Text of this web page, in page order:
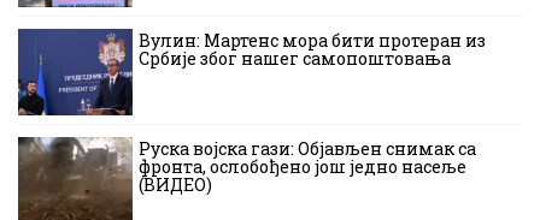
Вулин: Мартенс мора бити протеран из
Србије због нашег самопоштовања
Руска војска гази: Објављен снимак са
фронта, ослобођено још једно насеље
(ВИДЕО)